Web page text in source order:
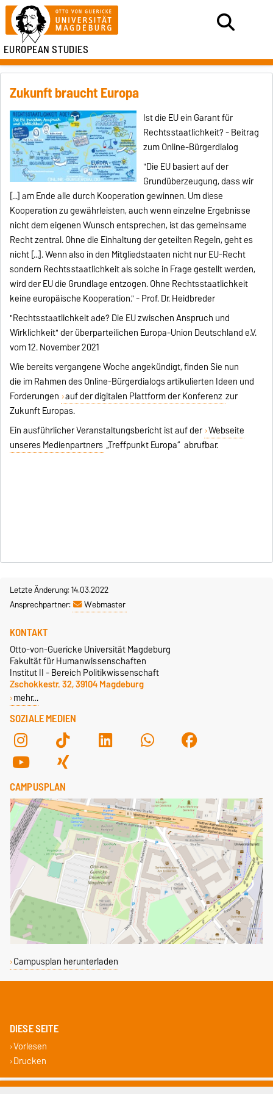
EUROPEAN STUDIES
Zukunft braucht Europa
Ist die EU ein Garant für
Rechtsstaatlichkeit? - Beitrag
zum Online-Bürgerdialog
"Die EU basiert auf der
Grundüberzeugung, dass wir
[...] am Ende alle durch Kooperation gewinnen. Um diese
Kooperation zu gewährleisten, auch wenn einzelne Ergebnisse
nicht dem eigenen Wunsch entsprechen, ist das gemeinsame
Recht zentral. Ohne die Einhaltung der geteilten Regeln, geht es
nicht [...]. Wenn also in den Mitgliedstaaten nicht nur EU-Recht
sondern Rechtsstaatlichkeit als solche in Frage gestellt werden,
wird der EU die Grundlage entzogen. Ohne Rechtsstaatlichkeit
keine europäische Kooperation." - Prof. Dr. Heidbreder
"Rechtsstaatlichkeit ade? Die EU zwischen Anspruch und
Wirklichkeit" der überparteilichen Europa-Union Deutschland e.V.
vom 12. November 2021
Wie bereits vergangene Woche angekündigt, finden Sie nun
die im Rahmen des Online-Bürgerdialogs artikulierten Ideen und
Forderungen auf der digitalen Plattform der Konferenz zur
Zukunft Europas.
Ein ausführlicher Veranstaltungsbericht ist auf der Webseite
unseres Medienpartners „Treffpunkt Europa“ abrufbar.
Letzte Änderung: 14.03.2022
Ansprechpartner:
Webmaster
SOZIALE MEDIEN
KONTAKT
Otto-von-Guericke Universität Magdeburg
Fakultät für Humanwissenschaften
Institut II - Bereich Politikwissenschaft
Zschokkestr. 32, 39104 Magdeburg
mehr…
CAMPUSPLAN
Campusplan herunterladen
DIESE SEITE
Vorlesen
Drucken
Impressum